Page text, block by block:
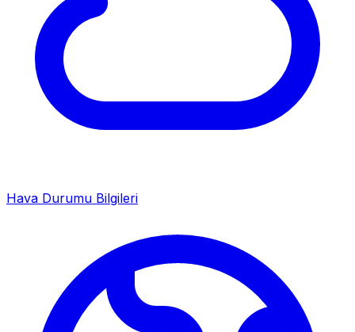
Hava Durumu Bilgileri